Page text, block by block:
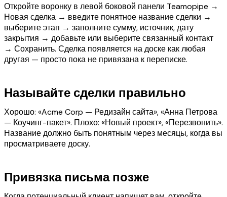
Откройте воронку в левой боковой панели Teamopipe →
Новая сделка → введите понятное название сделки →
выберите этап → заполните сумму, источник, дату
закрытия → добавьте или выберите связанный контакт
→ Сохранить. Сделка появляется на доске как любая
другая — просто пока не привязана к переписке.
Называйте сделки правильно
Хорошо: «Acme Corp — Редизайн сайта», «Анна Петрова
— Коучинг-пакет». Плохо: «Новый проект», «Перезвонить».
Название должно быть понятным через месяцы, когда вы
просматриваете доску.
Привязка письма позже